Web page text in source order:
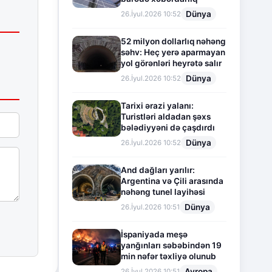
26.İyul.2026 10:52 Dünya
52 milyon dollarlıq nəhəng
səhv: Heç yerə aparmayan
yol görənləri heyrətə salır
26.İyul.2026 10:52 Dünya
Tarixi ərazi yalanı:
Turistləri aldadan şəxs
bələdiyyəni də çaşdırdı
26.İyul.2026 10:52 Dünya
And dağları yarılır:
Argentina və Çili arasında
nəhəng tunel layihəsi
26.İyul.2026 10:51 Dünya
İspaniyada meşə
yanğınları səbəbindən 19
min nəfər təxliyə olunub